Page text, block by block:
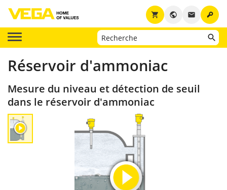
key
email
public
shopping_cart
Réservoir d'ammoniac
Mesure du niveau et détection de seuil
dans le réservoir d'ammoniac